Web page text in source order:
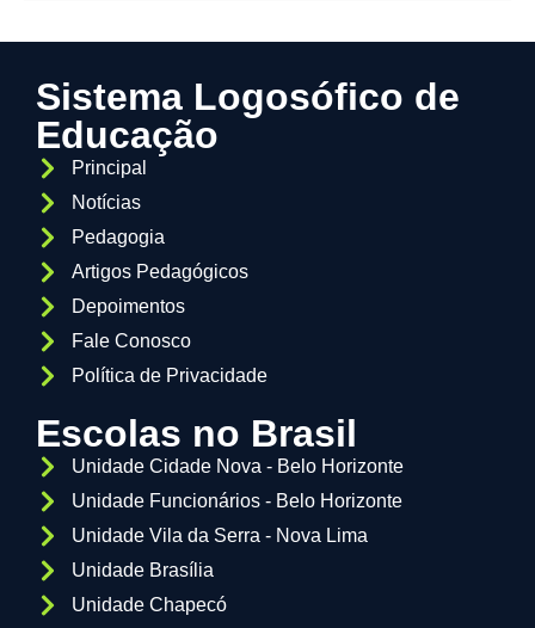
Sistema Logosófico de
Educação
Principal
Notícias
Pedagogia
Artigos Pedagógicos
Depoimentos
Fale Conosco
Política de Privacidade
Escolas no Brasil
Unidade Cidade Nova - Belo Horizonte
Unidade Funcionários - Belo Horizonte
Unidade Vila da Serra - Nova Lima
Unidade Brasília
Unidade Chapecó